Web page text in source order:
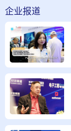
企业报道